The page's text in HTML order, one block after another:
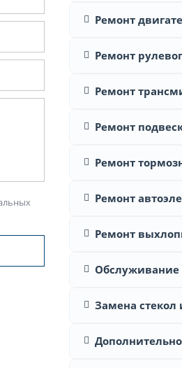
Ремонт
Ремонт
Ремонт
Ремонт
Ремонт
Ремонт
Ремонт
Обслуживание
Замена стекол